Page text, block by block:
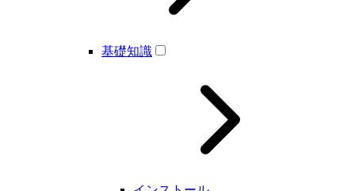
基礎知識